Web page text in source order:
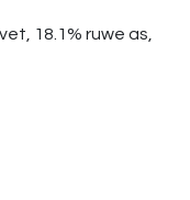
18.1% ruwe as,